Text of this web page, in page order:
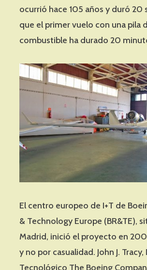
ocurrió hace 105 años y duró 20
que el primer vuelo con una pila
combustible ha durado 20
El centro europeo de I+T de
& Technology Europe (BR&TE),
Madrid, inició el proyecto en
y no por casualidad. John J.
Tecnológico The Boeing